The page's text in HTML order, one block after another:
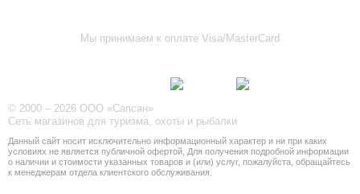
Мы принимаем к оплате Visa/MasterCard
© 2000 – 2026 ООО «Сапсан»
Сеть магазинов для туризма, охоты и рыбалки
Данный сайт носит исключительно информационный характер и ни при каких
условиях не является публичной офертой, Для получения подробной информации
о наличии и стоимости указанных товаров и (или) услуг, пожалуйста, обращайтесь
к менеджерам отдела клиентского обслуживания.